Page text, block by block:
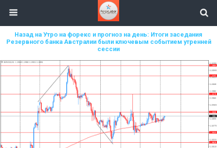
Назад на Утро на форекс и прогноз на день: Итоги заседания
Резервного банка Австралии были ключевым событием утренней
сессии